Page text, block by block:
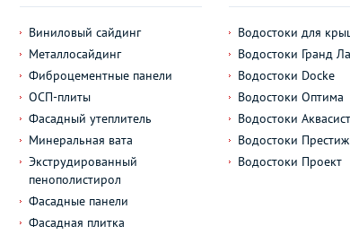
Виниловый сайдинг
Металлосайдинг
Фиброцементные панели
ОСП-плиты
Фасадный утеплитель
Минеральная вата
Экструдированный
пенополистирол
Фасадные панели
Фасадная плитка
Водостоки для
Водостоки Гранд
Водостоки Docke
Водостоки Оптима
Водостоки
Водостоки Престиж
Водостоки Проект